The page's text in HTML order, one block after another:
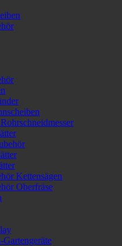
Kettensägen
Oberfräse